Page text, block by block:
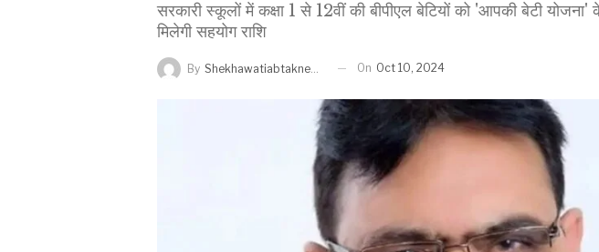
सरकारी स्कूलों में कक्षा 1 से 12वीं की बीपीएल बेटियों को 'आपकी बेटी
मिलेगी सहयोग राशि
By Shekhawatiabtaknews On Oct 10, 2024